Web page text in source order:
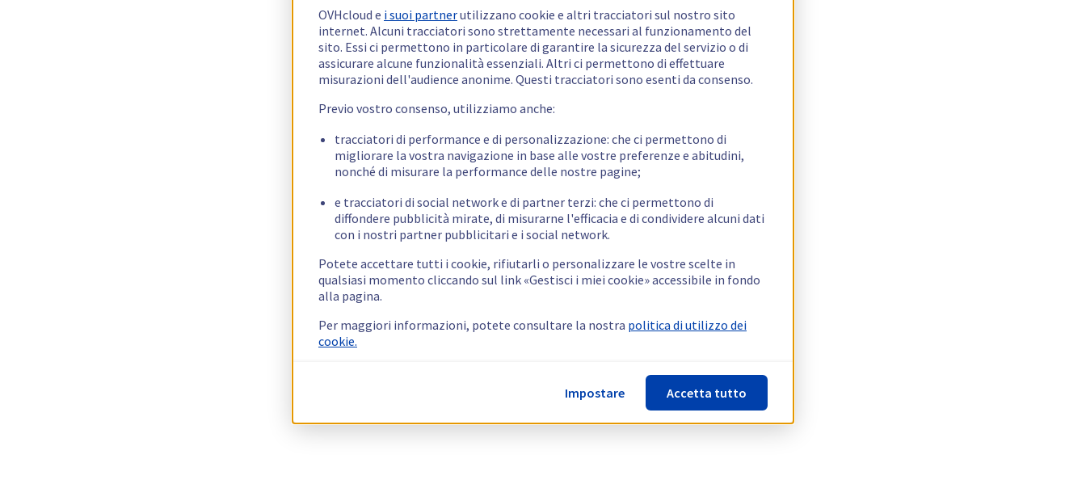
OVHcloud e i suoi partnerutilizzano cookie e altri tracciatori sul nostro sito
internet. Alcuni tracciatori sono strettamente necessari al funzionamento del
sito. Essi ci permettono in particolare di garantire la sicurezza del servizio o di
assicurare alcune funzionalità essenziali. Altri ci permettono di effettuare
misurazioni dell'audience anonime. Questi tracciatori sono esenti da consenso.
Previo vostro consenso, utilizziamo anche:
tracciatori di performance e di personalizzazione: che ci permettono di
migliorare la vostra navigazione in base alle vostre preferenze e abitudini,
nonché di misurare la performance delle nostre pagine;
e tracciatori di social network e di partner terzi: che ci permettono di
diffondere pubblicità mirate, di misurarne l'efficacia e di condividere alcuni dati
con i nostri partner pubblicitari e i social network.
Potete accettare tutti i cookie, rifiutarli o personalizzare le vostre scelte in
qualsiasi momento cliccando sul link «Gestisci i miei cookie» accessibile in fondo
alla pagina.
Per maggiori informazioni, potete consultare la nostra politica di utilizzo dei
cookie.
Impostare Accetta tutto